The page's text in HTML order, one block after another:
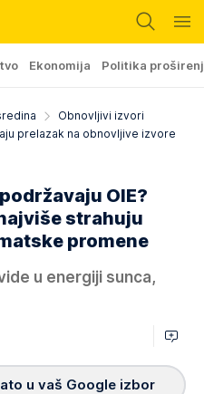
Ekonomija Politika
Obnovljivi izvori
prelazak na obnovljive izvore
OIE?
strahuju
promene
u energiji sunca,
u vaš Google izbor